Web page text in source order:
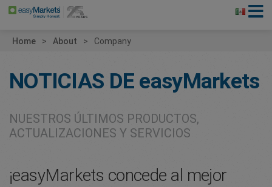
Home About Company
NOTICIAS DE easyMarkets
NUESTROS ÚLTIMOS PRODUCTOS,
ACTUALIZACIONES Y SERVICIOS
¡easyMarkets concede al mejor